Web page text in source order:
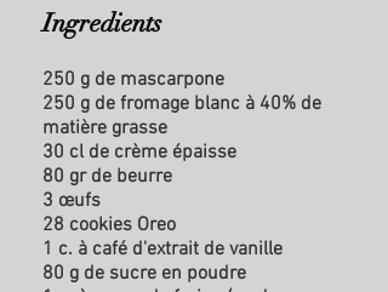
Ingredients
250 g de mascarpone
250 g de fromage blanc à 40% de
matière grasse
30 cl de crème épaisse
80 gr de beurre
3 œufs
28 cookies Oreo
1 c. à café d'extrait de vanille
80 g de sucre en poudre